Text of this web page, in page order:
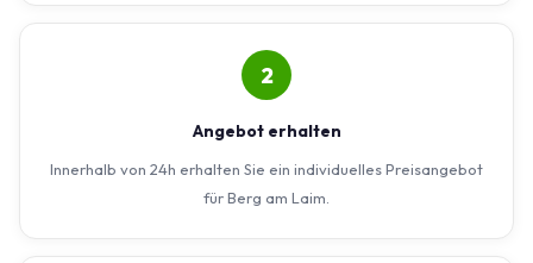
2
Angebot erhalten
Innerhalb von 24h erhalten Sie ein individuelles Preisangebot
für Berg am Laim.